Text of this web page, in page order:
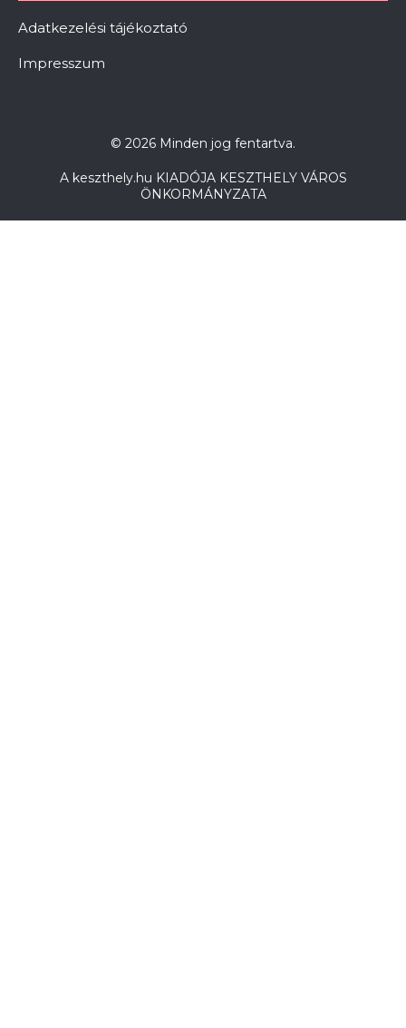
Adatkezelési tájékoztató
Impresszum
© 2026 Minden jog fentartva.
A keszthely.hu KIADÓJA KESZTHELY VÁROS
ÖNKORMÁNYZATA